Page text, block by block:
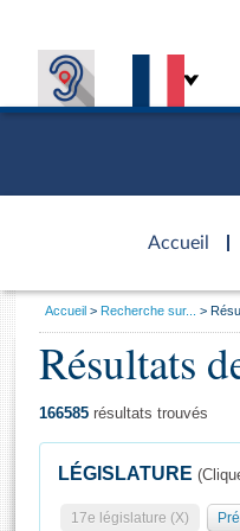
Accueil
d'accueil
Général
Vous
Accueil Recherche sur...
Résultats
166585 résultats trouvés
LÉGISLATURE
17e législature (X)